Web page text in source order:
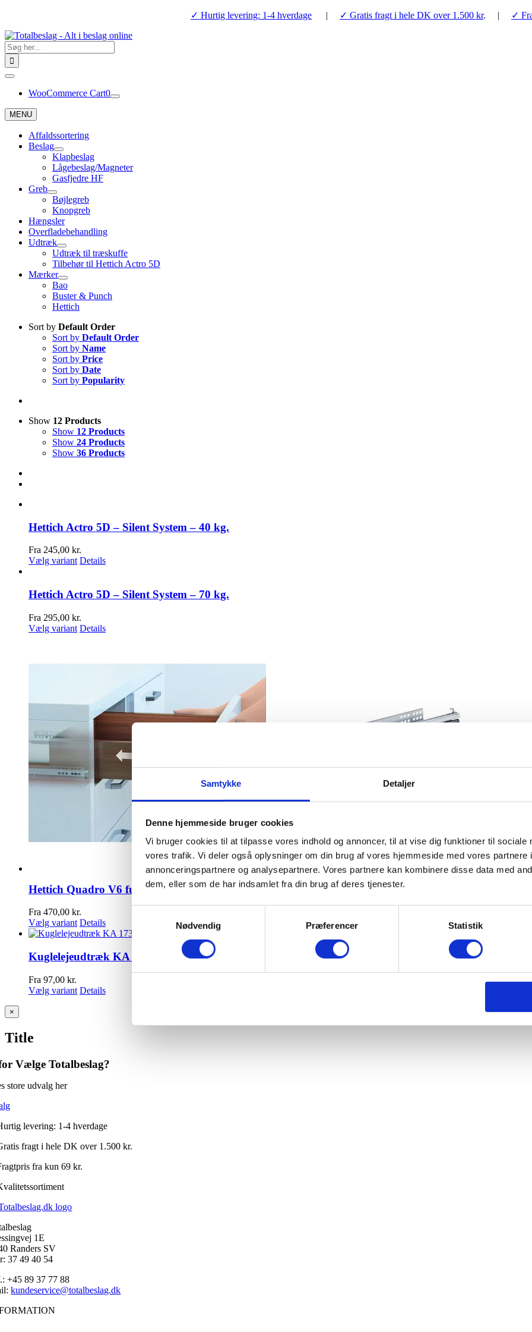
Samtykke Detaljer
Denne hjemmeside bruger cookies
Vi bruger cookies til at tilpasse vores indhold og annoncer, til at vise dig funktioner til sociale
vores trafik. Vi deler også oplysninger om din brug af vores hjemmeside med vores partnere
annonceringspartnere og analysepartnere. Vores partnere kan kombinere disse data med
dem, eller som de har indsamlet fra din brug af deres tjenester.
Nødvendig
Præferencer Statistik
content
✓ Hurtig levering: 1-4 hverdage | ✓ Gratis fragt i hele DK over 1.500 kr. | ✓
Search
for:
Toggle
NavigationWooCommerce Cart0
MENU
Affaldssortering
Beslag
Klapbeslag
Lågebeslag/Magneter
Gasfjedre HF
Greb
Bøjlegreb
Knopgreb
Hængsler
Overfladebehandling
Udtræk
Udtræk til træskuffe
Tilbehør til Hettich Actro 5D
Mærker
Bao
Buster & Punch
Hettich
Sort by Default Order
Sort by Default Order
Sort by Name
Sort by Price
Sort by Date
Sort by Popularity
Show 12 Products
Show 12 Products
Show 24 Products
Show 36 Products
Hettich Actro 5D – Silent System – 40 kg.
Fra 245,00 kr.
Vælg variant Details
Hettich Actro 5D – Silent System – 70 kg.
Fra 295,00 kr.
Vælg variant Details
Hettich Quadro V6 fuldudtræk med Silent System – 30 kg
Fra 470,00 kr.
Vælg variant Details
Kuglelejeudtræk KA 1730
Fra 97,00 kr.
Vælg variant Details
Close
product
view
×
Title
Vælge Totalbeslag?
store udvalg her
levering: 1-4 hverdage
fragt i hele DK over 1.500 kr.
fra kun 69 kr.
1E
Randers SV
37 49 40 54
+45 89 37 77 88
kundeservice@totalbeslag.dk